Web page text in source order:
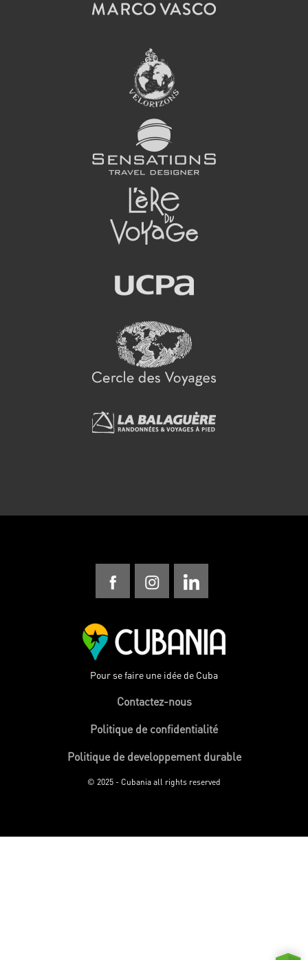
Pour se faire une idée de Cuba
Contactez-nous
Politique de confidentialité
Politique de developpement durable
© 2025 - Cubania all rights reserved